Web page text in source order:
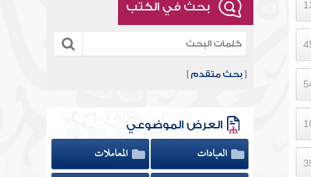
بحث في الكتب
[بحث متقدم ]
العرض الموضوعي
العبادات
المعاملات